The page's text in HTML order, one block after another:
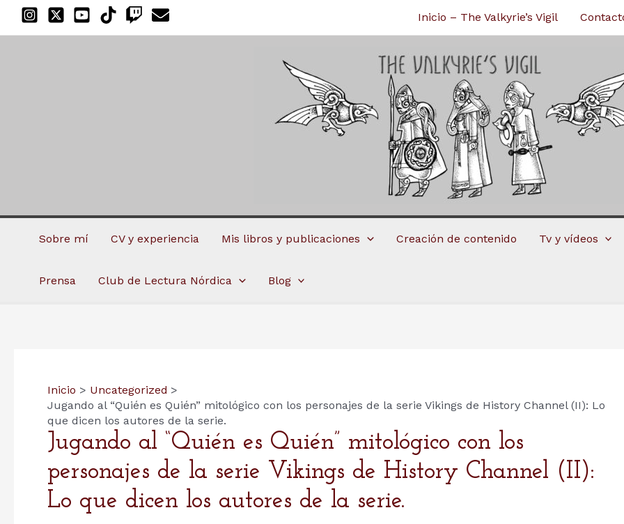
Inicio – The Valkyrie’s Vigil
Sobre mí CV y experiencia Mis libros y publicaciones Creación de contenido Tv y vídeos
Prensa Club de Lectura Nórdica Blog
Inicio
Uncategorized
Jugando al “Quién es Quién” mitológico con los personajes de la serie Vikings de History Channel (II): Lo
que dicen los autores de la serie.
Jugando al “Quién es Quién” mitológico con los
personajes de la serie Vikings de History Channel (II):
Lo que dicen los autores de la serie.